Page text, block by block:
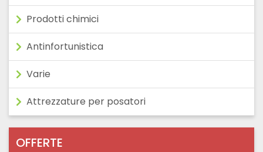
Prodotti chimici
Antinfortunistica
Varie
Attrezzature per posatori
OFFERTE